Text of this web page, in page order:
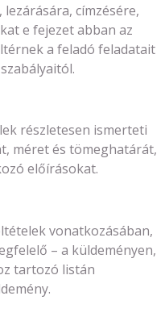
címzésére,
e fejezet abban az
a feladó feladatait
részletesen ismerteti
méret és tömeghatárát,
előírásokat.
vonatkozásában,
– a küldeményen,
tartozó listán